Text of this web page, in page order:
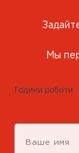
Мы
Години роботи